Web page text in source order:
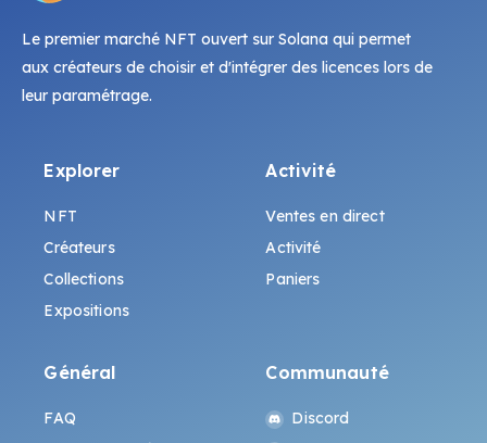
Le premier marché NFT ouvert sur Solana qui permet
aux créateurs de choisir et d'intégrer des licences lors de
leur paramétrage.
Explorer
NFT
Créateurs
Collections
Expositions
Activité
Ventes en direct
Activité
Paniers
Général
FAQ
Communauté
Discord